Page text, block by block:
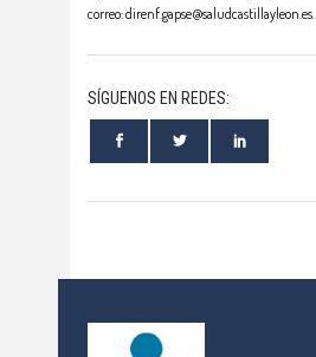
correo: direnf.gapse@saludcastillayleon.es.
SÍGUENOS EN REDES: